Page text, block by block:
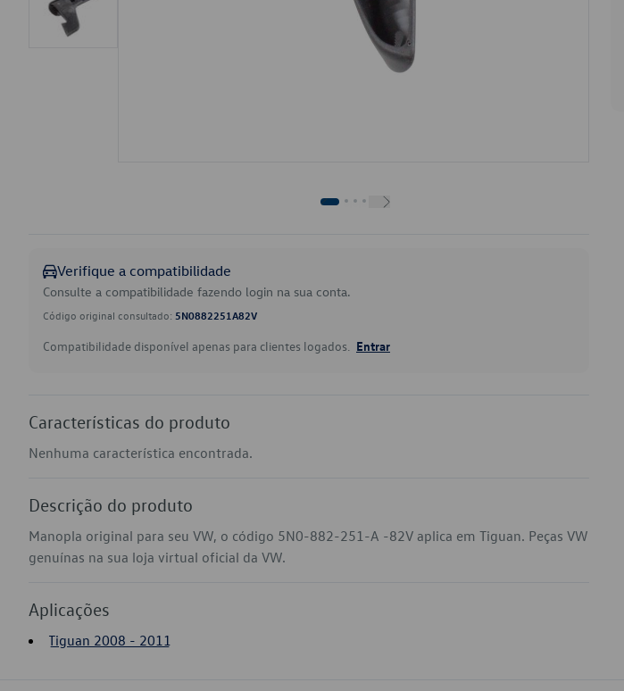
Verifique a compatibilidade
Consulte a compatibilidade fazendo login na sua conta.
Código original consultado: 5N0882251A82V
Compatibilidade disponível apenas para clientes logados. Entrar
Características do produto
Nenhuma característica encontrada.
Descrição do produto
Manopla original para seu VW, o código 5N0-882-251-A -82V aplica em Tiguan. Peças VW
genuínas na sua loja virtual oficial da VW.
Aplicações
Tiguan 2008 - 2011